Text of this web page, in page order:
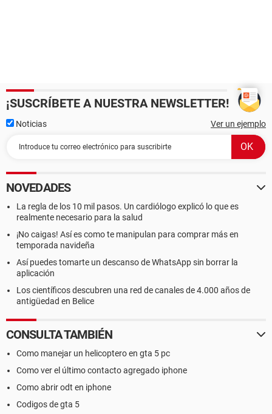
¡SUSCRÍBETE A NUESTRA NEWSLETTER!
Noticias Ver un ejemplo
NOVEDADES
La regla de los 10 mil pasos. Un cardiólogo explicó lo que es
realmente necesario para la salud
¡No caigas! Así es como te manipulan para comprar más en
temporada navideña
Así puedes tomarte un descanso de WhatsApp sin borrar la
aplicación
Los científicos descubren una red de canales de 4.000 años de
antigüedad en Belice
CONSULTA TAMBIÉN
Como manejar un helicoptero en gta 5 pc
Como ver el último contacto agregado iphone
Como abrir odt en iphone
Codigos de gta 5